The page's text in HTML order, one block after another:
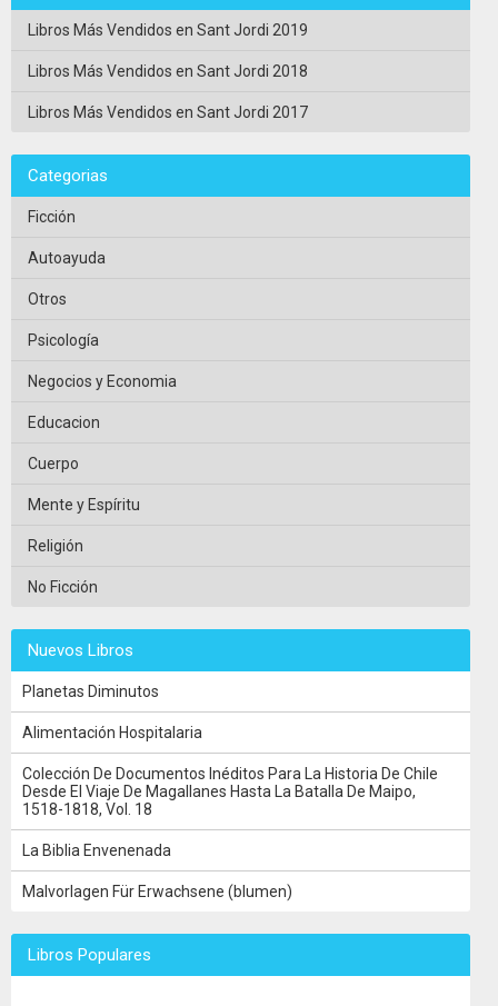
Libros Más Vendidos en Sant Jordi 2019
Libros Más Vendidos en Sant Jordi 2018
Libros Más Vendidos en Sant Jordi 2017
Categorias
Ficción
Autoayuda
Otros
Psicología
Negocios y Economia
Educacion
Cuerpo
Mente y Espíritu
Religión
No Ficción
Nuevos Libros
Planetas Diminutos
Alimentación Hospitalaria
Colección De Documentos Inéditos Para La Historia De Chile
Desde El Viaje De Magallanes Hasta La Batalla De Maipo,
1518-1818, Vol. 18
La Biblia Envenenada
Malvorlagen Für Erwachsene (blumen)
Libros Populares